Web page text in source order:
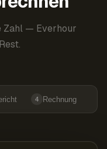
Zahl — Everhour
4 Rechnung